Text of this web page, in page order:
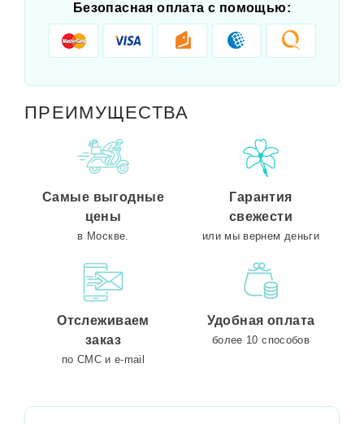
Безопасная оплата с помощью:
ПРЕИМУЩЕСТВА
Самые выгодные
цены
в Москве.
Гарантия
свежести
или мы вернем деньги
Отслеживаем
заказ
по СМС и e-mail
Удобная оплата
более 10 способов